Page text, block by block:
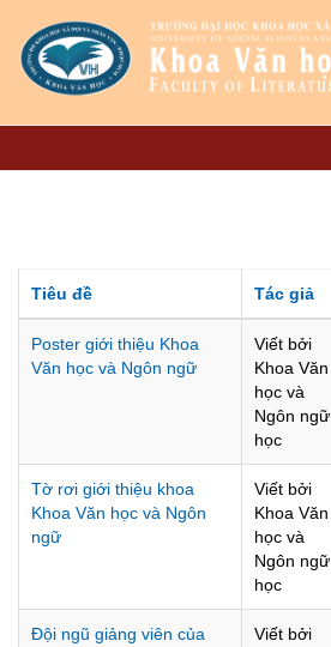
Tiêu đề Tác giả
Poster giới thiệu Khoa
Văn học và Ngôn ngữ
Viết bởi
Khoa Văn
học và
Ngôn ngữ
học
Tờ rơi giới thiệu khoa
Khoa Văn học và Ngôn
ngữ
Viết bởi
Khoa Văn
học và
Ngôn ngữ
học
Đội ngũ giảng viên của
Viết bởi